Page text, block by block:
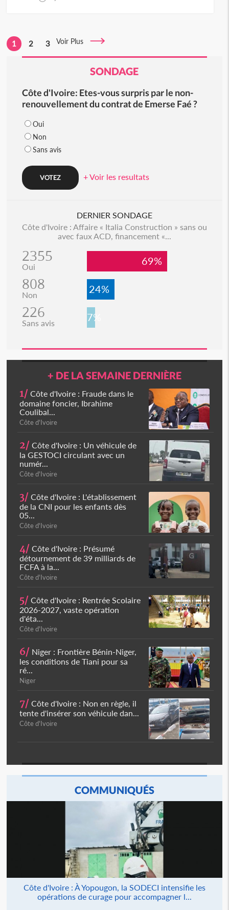
1 2 3 Voir Plus
SONDAGE
Côte d'Ivoire: Etes-vous surpris par le non-
renouvellement du contrat de Emerse Faé ?
Oui
Non
Sans avis
+ Voir les resultats
DERNIER SONDAGE
Côte d'Ivoire : Affaire « Italia Construction » sans ou
avec faux ACD, financement «...
2355
Oui 69%
808
Non 24%
226
Sans avis 7%
+ DE LA SEMAINE DERNIÈRE
1/ Côte d'Ivoire : Fraude dans le
domaine foncier, Ibrahime
Coulibal...
Côte d'Ivoire
2/ Côte d'Ivoire : Un véhicule de
la GESTOCI circulant avec un
numér...
Côte d'Ivoire
3/ Côte d'Ivoire : L'établissement
de la CNI pour les enfants dès
05...
Côte d'Ivoire
4/ Côte d'Ivoire : Présumé
détournement de 39 milliards de
FCFA à la...
Côte d'Ivoire
5/ Côte d'Ivoire : Rentrée Scolaire
2026-2027, vaste opération
d'éta...
Côte d'Ivoire
6/ Niger : Frontière Bénin-Niger,
les conditions de Tiani pour sa
ré...
Niger
7/ Côte d'Ivoire : Non en règle, il
tente d'insérer son véhicule dan...
Côte d'Ivoire
COMMUNIQUÉS
Côte d'Ivoire : À Yopougon, la SODECI intensifie les
opérations de curage pour accompagner l...